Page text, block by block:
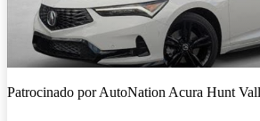
Patrocinado porAutoNation Acura Hunt